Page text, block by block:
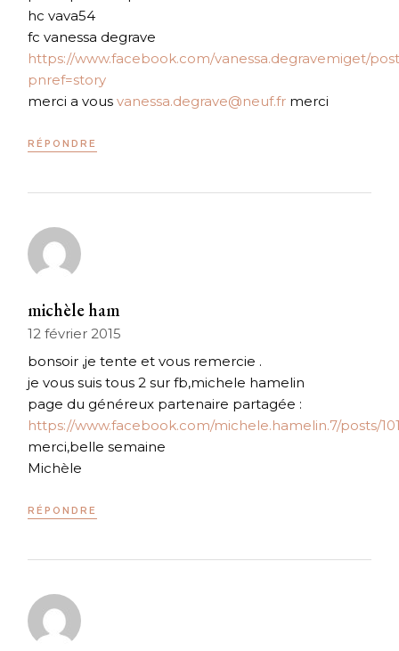
hc vava54
fc vanessa degrave
https://www.facebook.com/vanessa.degravemiget/
pnref=story
merci a vousvanessa.degrave@neuf.fr merci
RÉPONDRE
michèle ham
12 février 2015
bonsoir ,je tente et vous remercie .
je vous suis tous 2 sur fb,michele hamelin
page du généreux partenaire partagée :
https://www.facebook.com/michele.hamelin.7/posts/
merci,belle semaine
Michèle
RÉPONDRE